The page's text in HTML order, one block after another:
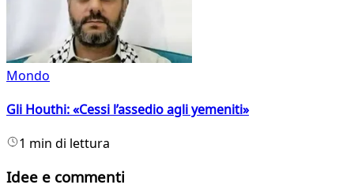
Mondo
Gli Houthi: «Cessi l’assedio agli yemeniti»
1 min di lettura
Idee e commenti